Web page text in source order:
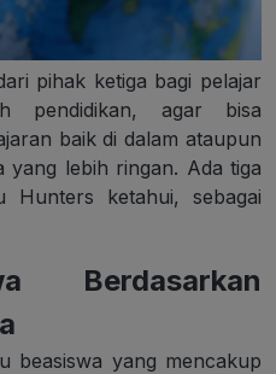
pihak ketiga bagi pelajar
pendidikan, agar bisa
baik di dalam ataupun
yang lebih ringan. Ada tiga
Hunters ketahui, sebagai
Berdasarkan
beasiswa yang mencakup